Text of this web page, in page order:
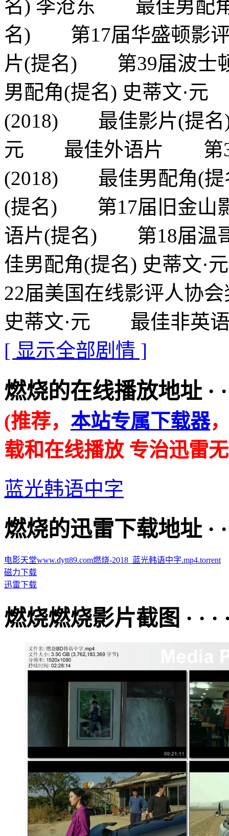
名) 李沧东 最佳男配
名) 第17届华盛顿影
片(提名) 第39届波士
男配角(提名) 史蒂文·
(2018) 最佳影片(提
元 最佳外语片 第31
(2018) 最佳男配角(
(提名) 第17届旧金山
语片(提名) 第18届温
佳男配角(提名) 史蒂
22届美国在线影评人协
史蒂文·元 最佳非英语
[ 显示全部剧情 ]
燃烧的在线播放地址 · ·
(推荐， 本站专属下载器
载和在线播放 专治迅雷
蓝光韩语中字
燃烧的迅雷下载地址 · ·
电影天堂www.dytt89.com燃烧-2018_蓝光韩语中字.mp4.torrent
磁力下载
迅雷下载
燃烧燃烧影片截图 · · ·